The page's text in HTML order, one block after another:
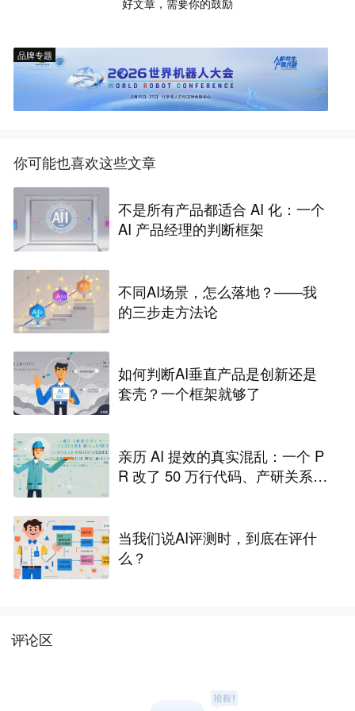
品牌专题
你可能也喜欢这些文章
不是所有产品都适合 AI 化：一个
AI 产品经理的判断框架
不同AI场景，怎么落地？——我
的三步走方法论
如何判断AI垂直产品是创新还是
套壳？一个框架就够了
亲历 AI 提效的真实混乱：一个 P
R 改了 50 万行代码、产研关系差
当我们说AI评测时，到底在评什
么？
评论区